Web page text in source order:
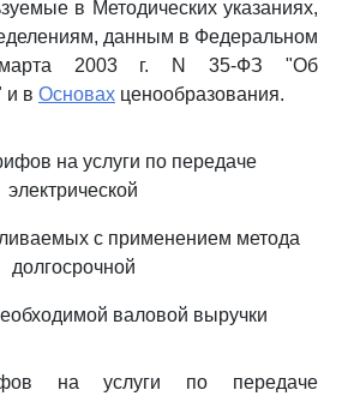
в Методических указаниях,
данным в Федеральном
2003 г. N 35-ФЗ "Об
и в Основах ценообразования.
на услуги по передаче
электрической
с применением метода
долгосрочной
валовой выручки
на услуги по передаче